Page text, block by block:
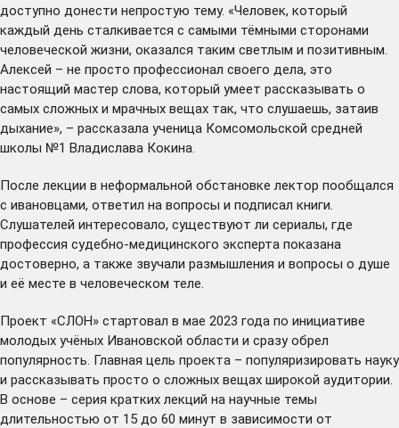
доступно донести непростую тему. «Человек, который
каждый день сталкивается с самыми тёмными сторонами
человеческой жизни, оказался таким светлым и позитивным.
Алексей – не просто профессионал своего дела, это
настоящий мастер слова, который умеет рассказывать о
самых сложных и мрачных вещах так, что слушаешь, затаив
дыхание», – рассказала ученица Комсомольской средней
школы №1 Владислава Кокина.
После лекции в неформальной обстановке лектор пообщался
с ивановцами, ответил на вопросы и подписал книги.
Слушателей интересовало, существуют ли сериалы, где
профессия судебно-медицинского эксперта показана
достоверно, а также звучали размышления и вопросы о душе
и её месте в человеческом теле.
Проект «СЛОН» стартовал в мае 2023 года по инициативе
молодых учёных Ивановской области и сразу обрел
популярность. Главная цель проекта – популяризировать науку
и рассказывать просто о сложных вещах широкой аудитории.
В основе – серия кратких лекций на научные темы
длительностью от 15 до 60 минут в зависимости от